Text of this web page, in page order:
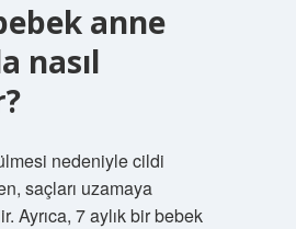
anne
nasıl
nedeniyle cildi
saçları uzamaya
Ayrıca, 7 aylık bir bebek